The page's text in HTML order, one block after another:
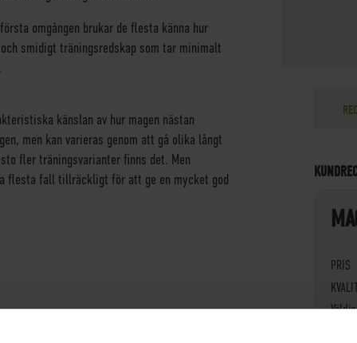
PRIS
omgången brukar de flesta känna hur
smidigt träningsredskap som tar minimalt
känslan av hur magen nästan
men kan varieras genom att gå olika långt
fler träningsvarianter finns det. Men
flesta fall tillräckligt för att ge en mycket god